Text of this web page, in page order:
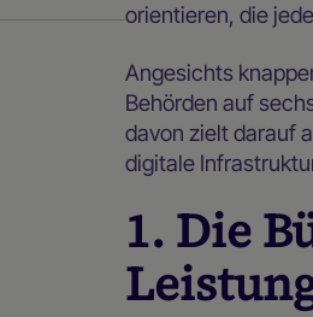
orientieren, die
Angesichts
Behörden auf
davon zielt darauf
digitale
1. Die